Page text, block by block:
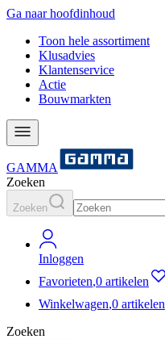
Ga naar hoofdinhoud
Toon hele assortiment
Klusadvies
Klantenservice
Actie
Bouwmarkten
GAMMA
Zoeken
Zoeken
Inloggen
Favorieten,0 artikelen
Winkelwagen,0 artikelen
Zoeken